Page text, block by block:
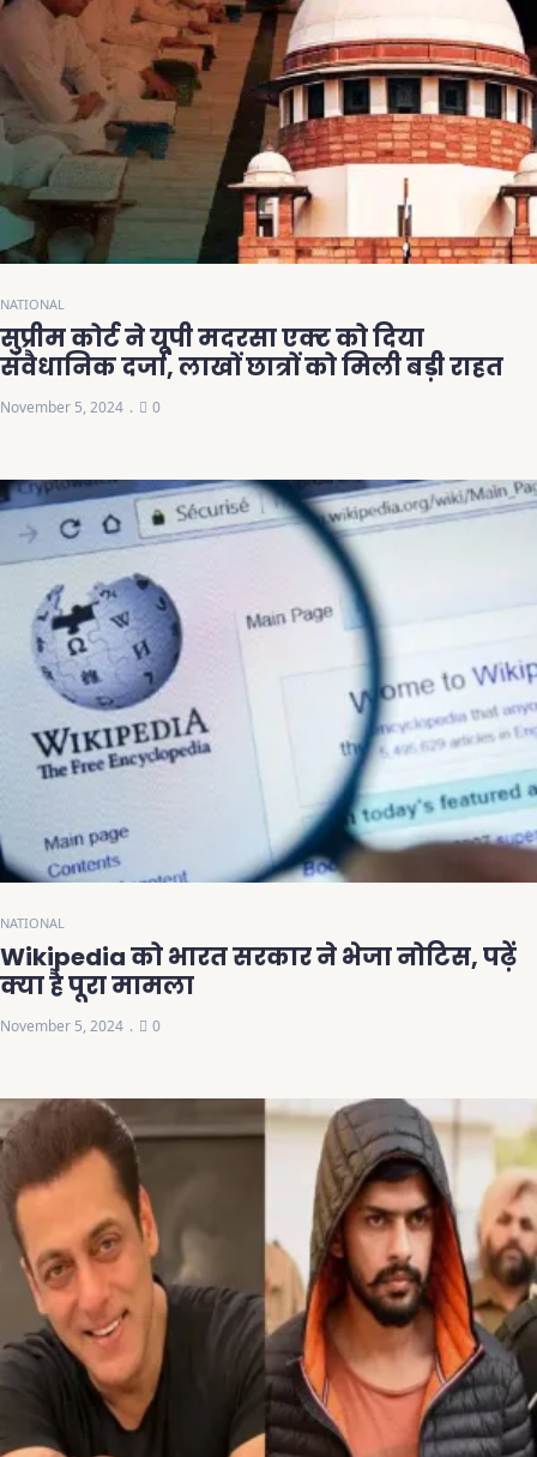
NATIONAL
सुप्रीम कोर्ट ने यूपी मदरसा एक्ट को दिया
संवैधानिक दर्जा, लाखों छात्रों को मिली बड़ी राहत
November 5, 2024 0
NATIONAL
Wikipedia को भारत सरकार ने भेजा नोटिस, पढ़ें
क्या है पूरा मामला
November 5, 2024 0